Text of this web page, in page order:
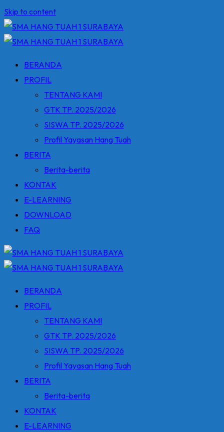
Skip to content
BERANDA
PROFIL
TENTANG KAMI
GTK TP. 2025/2026
SISWA TP. 2025/2026
Profil Yayasan Hang Tuah
BERITA
Berita-berita
KONTAK
E-LEARNING
DOWNLOAD
FAQ
BERANDA
PROFIL
TENTANG KAMI
GTK TP. 2025/2026
SISWA TP. 2025/2026
Profil Yayasan Hang Tuah
BERITA
Berita-berita
KONTAK
E-LEARNING